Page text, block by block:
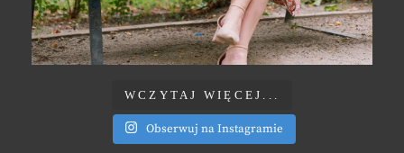
WCZYTAJ WIĘCEJ...
Obserwuj na Instagramie